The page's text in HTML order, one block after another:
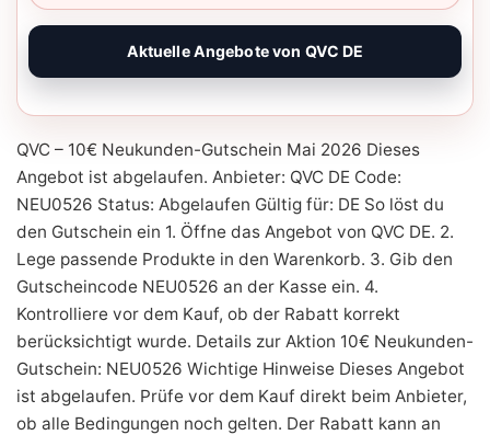
Aktuelle Angebote von QVC DE
QVC – 10€ Neukunden-Gutschein Mai 2026 Dieses
Angebot ist abgelaufen. Anbieter: QVC DE Code:
NEU0526 Status: Abgelaufen Gültig für: DE So löst du
den Gutschein ein 1. Öffne das Angebot von QVC DE. 2.
Lege passende Produkte in den Warenkorb. 3. Gib den
Gutscheincode NEU0526 an der Kasse ein. 4.
Kontrolliere vor dem Kauf, ob der Rabatt korrekt
berücksichtigt wurde. Details zur Aktion 10€ Neukunden-
Gutschein: NEU0526 Wichtige Hinweise Dieses Angebot
ist abgelaufen. Prüfe vor dem Kauf direkt beim Anbieter,
ob alle Bedingungen noch gelten. Der Rabatt kann an